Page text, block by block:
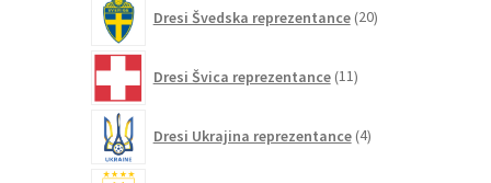
Dresi Švedska reprezentance 20izdelkov
Dresi Švica reprezentance 11izdelkov
Dresi Ukrajina reprezentance 4izdelki